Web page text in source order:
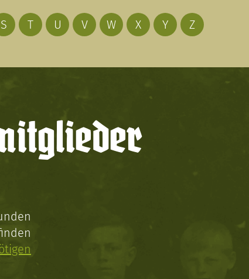
S T U V W X Y Z